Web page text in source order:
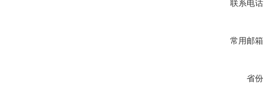
联系电话
常用邮箱
省份